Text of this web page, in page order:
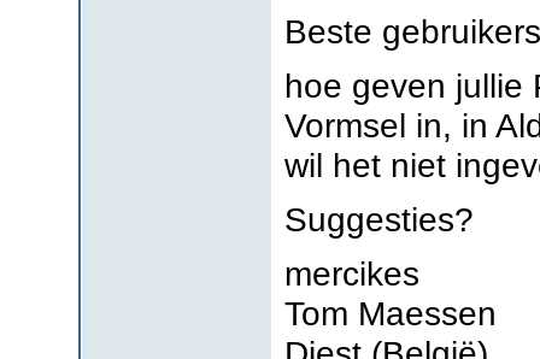
Beste
hoe geven jullie
Vormsel in, in
wil het niet
Suggesties?
mercikes
Tom Maessen